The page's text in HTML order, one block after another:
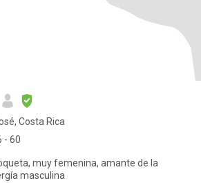
Costa Rica
- 60
muy femenina, amante de la
masculina